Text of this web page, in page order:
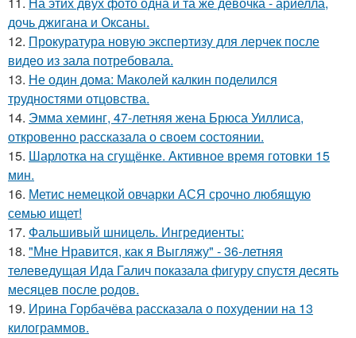
дочь джигана и Оксаны.
12. Прокуратура новую экспертизу для лерчек после
видео из зала потребовала.
13. Не один дома: Маколей калкин поделился
трудностями отцовства.
14. Эмма хеминг, 47-летняя жена Брюса Уиллиса,
откровенно рассказала о своем состоянии.
15. Шарлотка на сгущёнке. Активное время готовки 15
мин.
16. Метис немецкой овчарки АСЯ срочно любящую
семью ищет!
17. Фальшивый шницель. Ингредиенты:
18. "Мне Нравится, как я Выгляжу" - 36-летняя
телеведущая Ида Галич показала фигуру спустя десять
месяцев после родов.
19. Ирина Горбачёва рассказала о похудении на 13
килограммов.